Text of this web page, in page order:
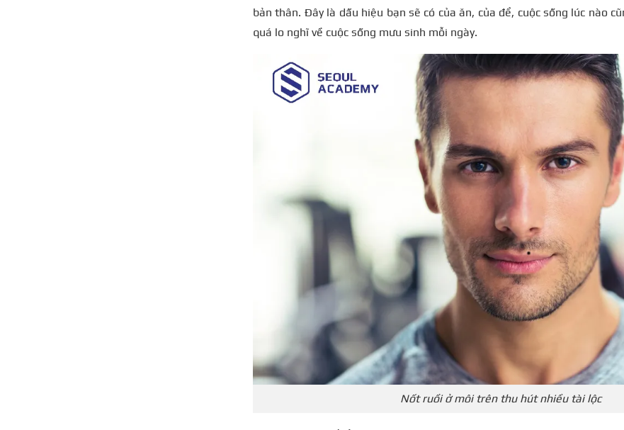
bản thân. Đây là dấu hiệu bạn sẽ có của ăn, của để, cuộc sống lúc nào
quá lo nghĩ về cuộc sống mưu sinh mỗi ngày.
Nốt ruồi ở môi trên thu hút nhiều tài lộc